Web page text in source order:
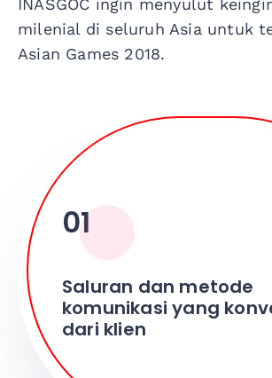
INASGOC ingin menyulut
milenial di seluruh Asia untuk
Asian Games 2018.
01
Saluran dan metode
komunikasi yang
dari klien